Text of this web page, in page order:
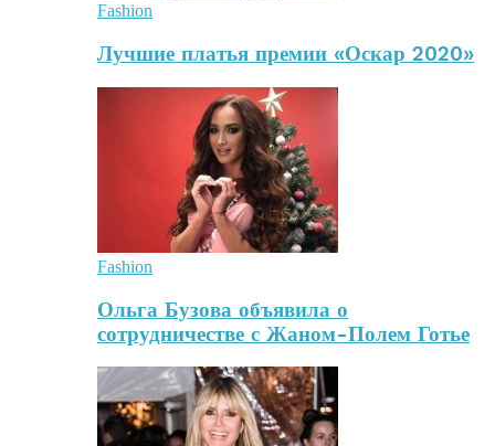
Fashion
Лучшие платья премии «Оскар 2020»
Fashion
Ольга Бузова объявила о
сотрудничестве с Жаном-Полем Готье